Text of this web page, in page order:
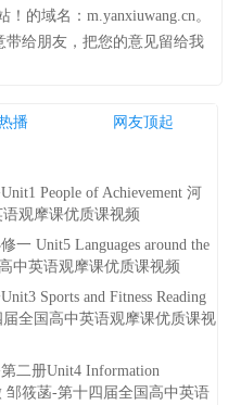
的域名：m.yanxiuwang.cn。
给朋友，把您的意见留给我
播 网友顶起
People of Achievement 河
观摩课优质课视频
Unit5 Languages around the
中英语观摩课优质课视频
Sports and Fitness Reading
全国高中英语观摩课优质课视
二册Unit4 Information
邹筱菡-第十四届全国高中英语